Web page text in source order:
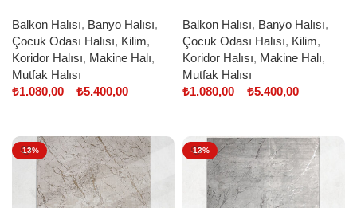
Balkon Halısı, Banyo Halısı,
Çocuk Odası Halısı, Kilim,
Koridor Halısı, Makine Halı,
Mutfak Halısı
₺1.080,00 –₺5.400,00
Balkon Halısı, Banyo Halısı,
Çocuk Odası Halısı, Kilim,
Koridor Halısı, Makine Halı,
Mutfak Halısı
₺1.080,00 –₺5.400,00
-13% -13%